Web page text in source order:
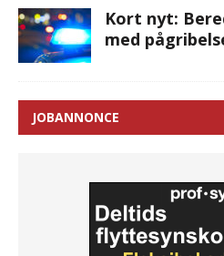
Kort nyt:
med
JOBANNONCE